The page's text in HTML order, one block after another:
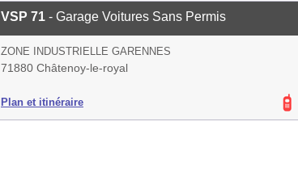
VSP 71 - Garage Voitures Sans Permis
ZONE INDUSTRIELLE GARENNES
71880 Châtenoy-le-royal
Plan et itinéraire